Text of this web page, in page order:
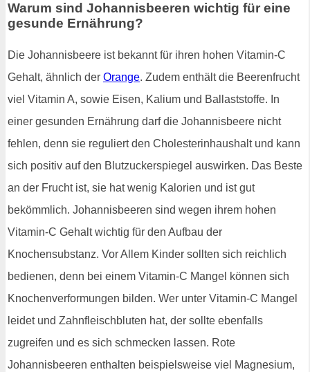
Warum sind Johannisbeeren wichtig für eine
gesunde Ernährung?
Die Johannisbeere ist bekannt für ihren hohen Vitamin-C
Gehalt, ähnlich der Orange. Zudem enthält die Beerenfrucht
viel Vitamin A, sowie Eisen, Kalium und Ballaststoffe. In
einer gesunden Ernährung darf die Johannisbeere nicht
fehlen, denn sie reguliert den Cholesterinhaushalt und kann
sich positiv auf den Blutzuckerspiegel auswirken. Das Beste
an der Frucht ist, sie hat wenig Kalorien und ist gut
bekömmlich. Johannisbeeren sind wegen ihrem hohen
Vitamin-C Gehalt wichtig für den Aufbau der
Knochensubstanz. Vor Allem Kinder sollten sich reichlich
bedienen, denn bei einem Vitamin-C Mangel können sich
Knochenverformungen bilden. Wer unter Vitamin-C Mangel
leidet und Zahnfleischbluten hat, der sollte ebenfalls
zugreifen und es sich schmecken lassen. Rote
Johannisbeeren enthalten beispielsweise viel Magnesium,